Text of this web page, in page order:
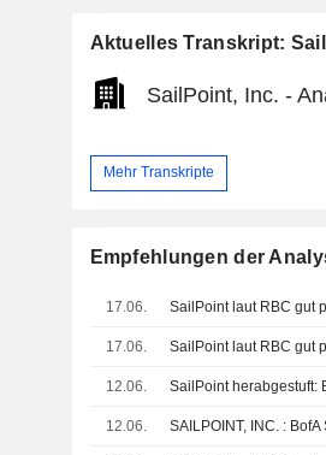
Aktuelles Transkript:
SailPoint, Inc. -
Mehr Transkripte
Empfehlungen der
17.06.
17.06.
12.06.
12.06. SAILPOINT, INC. :